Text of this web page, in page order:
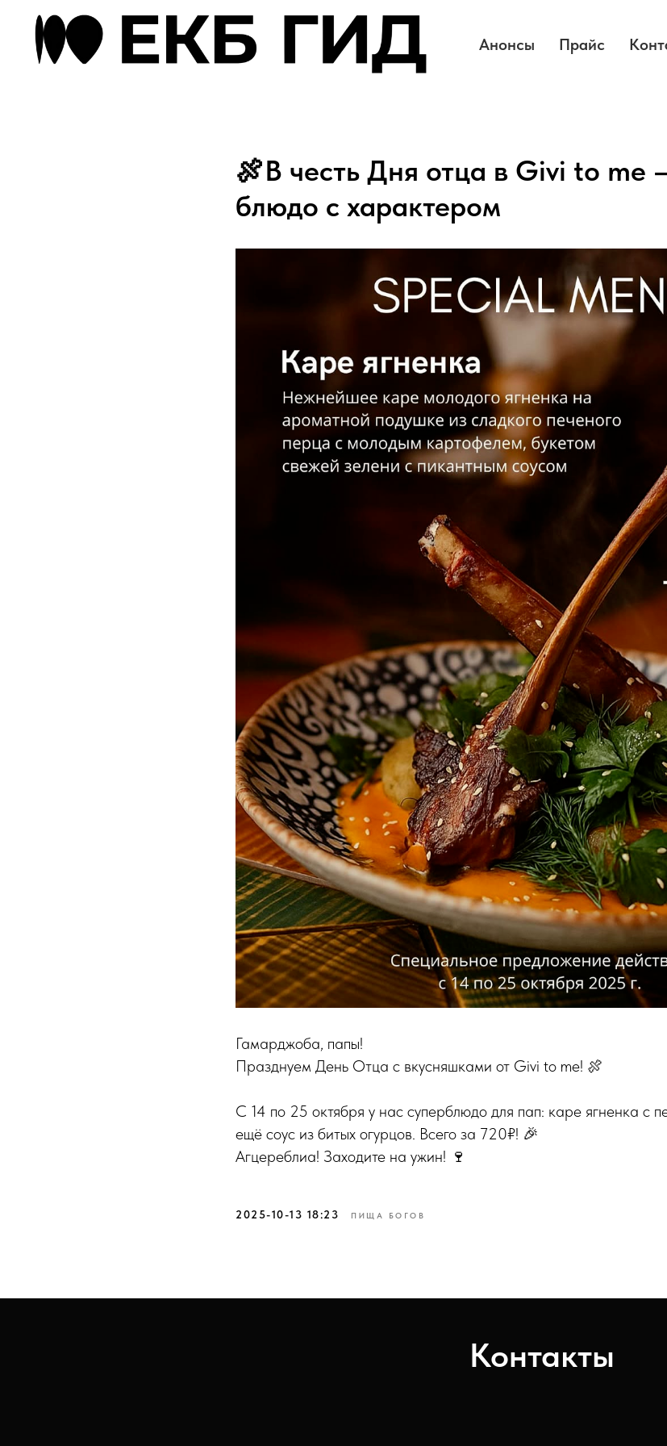
Анонсы Прайс
🍖В честь Дня отца в Givi to me
блюдо с характером
Гамарджоба, папы!
Празднуем День Отца с вкусняшками от Givi to me! 🍖
С 14 по 25 октября у нас суперблюдо для пап: каре ягненка с
ещё соус из битых огурцов. Всего за 720₽! 🎉
Агцереблиа! Заходите на ужин! 🍷
2025-10-13 18:23 ПИЩА БОГОВ
Контакты